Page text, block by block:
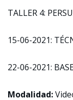
TALLER 4:
15-06-2021:
22-06-2021:
Modalidad: